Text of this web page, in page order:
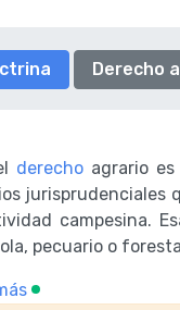
Derecho
derechoagrario es
jurisprudenciales
campesina.
pecuario o